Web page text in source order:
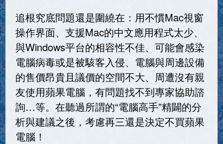
追根究底問題還是圍繞在：用不慣Mac視窗
操作界面、支援Mac的中文應用程式太少、
與Windows平台的相容性不佳、可能會感染
電腦病毒或是被駭客入侵、電腦與周邊設備
的售價昂貴且議價的空間不大、周遭沒有親
友使用蘋果電腦，有問題找不到專家協助諮
詢…等。在聽過所謂的“電腦高手”精闢的分
析與建議之後，考慮再三還是決定不買蘋果
電腦！